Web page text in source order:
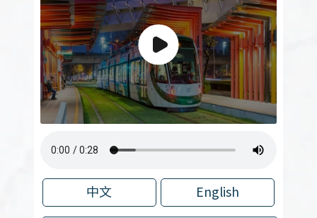
中文 English